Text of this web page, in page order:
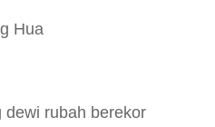
Hua
dewi rubah berekor